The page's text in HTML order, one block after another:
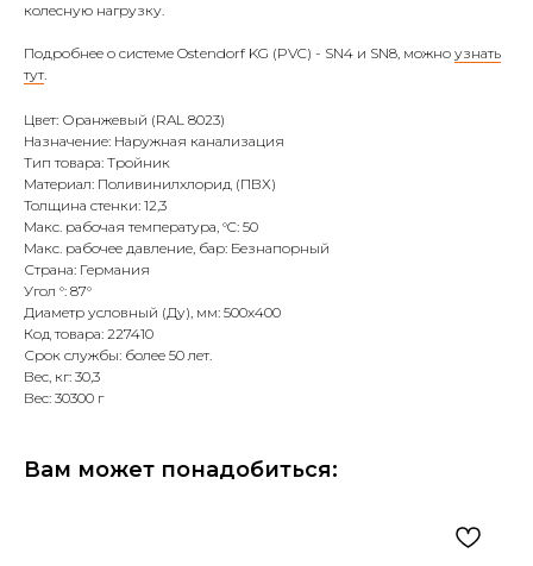
колесную нагрузку.
Подробнее о системе Ostendorf KG (PVC) - SN4 и SN8, можно узнать
тут.
Цвет: Оранжевый (RAL 8023)
Назначение: Наружная канализация
Тип товара: Тройник
Материал: Поливинилхлорид (ПВХ)
Толщина стенки: 12,3
Макс. рабочая температура, °C: 50
Макс. рабочее давление, бар: Безнапорный
Страна: Германия
Угол °: 87°
Диаметр условный (Ду), мм: 500х400
Код товара: 227410
Срок службы: более 50 лет.
Вес, кг: 30,3
Вес: 30300 г
Вам может понадобиться: